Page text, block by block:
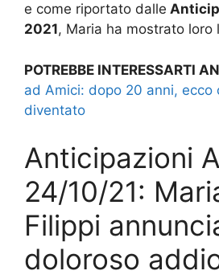
e come riportato dalle
2021, Maria ha mostrato loro
POTREBBE INTERESSARTI
ad Amici: dopo 20 anni, ecco
diventato
Anticipazioni
24/10/21:
Filippi
doloroso